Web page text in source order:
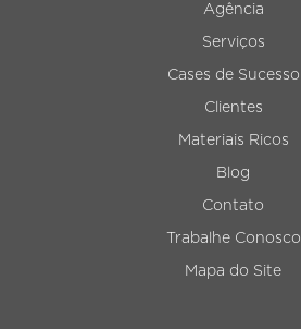
Agência
Serviços
Cases de Sucesso
Clientes
Materiais Ricos
Blog
Contato
Trabalhe Conosco
Mapa do Site